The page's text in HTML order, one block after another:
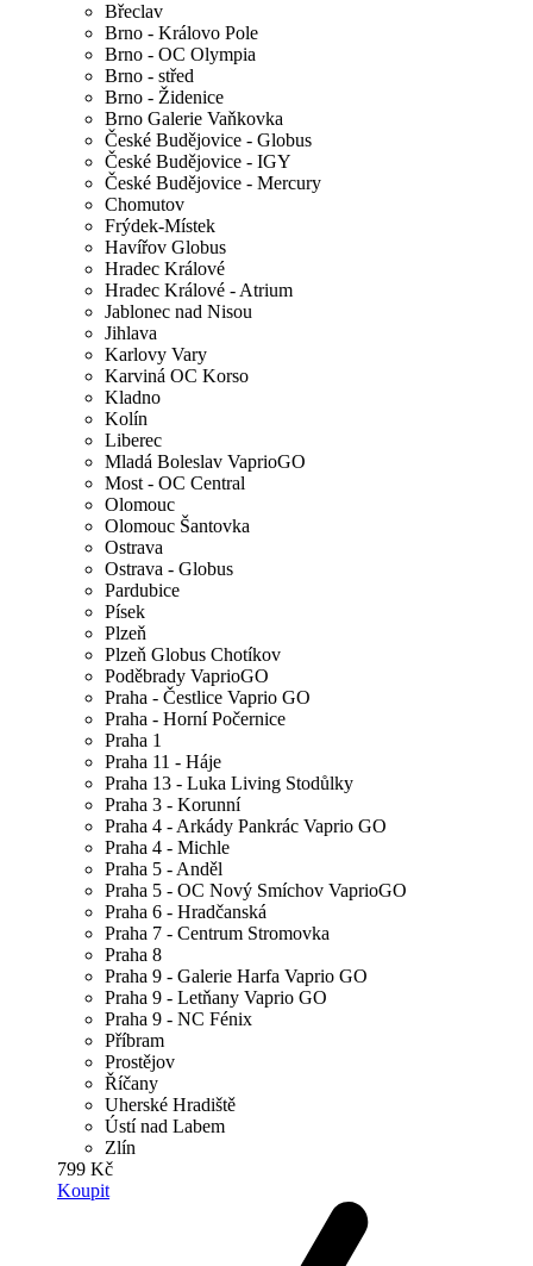
Břeclav
Brno - Královo Pole
Brno - OC Olympia
Brno - střed
Brno - Židenice
Brno Galerie Vaňkovka
České Budějovice - Globus
České Budějovice - IGY
České Budějovice - Mercury
Chomutov
Frýdek-Místek
Havířov Globus
Hradec Králové
Hradec Králové - Atrium
Jablonec nad Nisou
Jihlava
Karlovy Vary
Karviná OC Korso
Kladno
Kolín
Liberec
Mladá Boleslav VaprioGO
Most - OC Central
Olomouc
Olomouc Šantovka
Ostrava
Ostrava - Globus
Pardubice
Písek
Plzeň
Plzeň Globus Chotíkov
Poděbrady VaprioGO
Praha - Čestlice Vaprio GO
Praha - Horní Počernice
Praha 1
Praha 11 - Háje
Praha 13 - Luka Living Stodůlky
Praha 3 - Korunní
Praha 4 - Arkády Pankrác Vaprio GO
Praha 4 - Michle
Praha 5 - Anděl
Praha 5 - OC Nový Smíchov VaprioGO
Praha 6 - Hradčanská
Praha 7 - Centrum Stromovka
Praha 8
Praha 9 - Galerie Harfa Vaprio GO
Praha 9 - Letňany Vaprio GO
Praha 9 - NC Fénix
Příbram
Prostějov
Říčany
Uherské Hradiště
Ústí nad Labem
Zlín
799 Kč
Koupit